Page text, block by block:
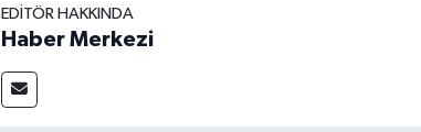
EDITÖR HAKKINDA
Haber Merkezi